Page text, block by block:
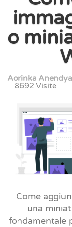
o
Aorinka Anendya
8692 Visite
Come
una
fondamentale